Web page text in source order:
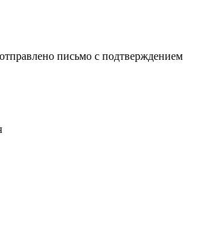
письмо с подтверждением